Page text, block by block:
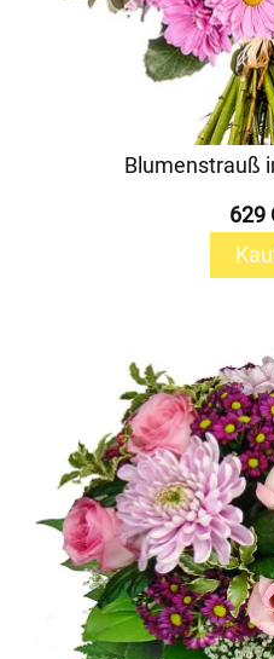
Blumenstrauß
629